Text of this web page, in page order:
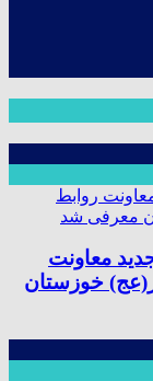
معاونت
خوزستان